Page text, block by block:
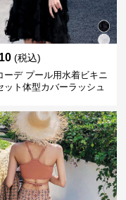
(税込)
ーデ プール用水着ビキニ
ット体型カバーラッシュ